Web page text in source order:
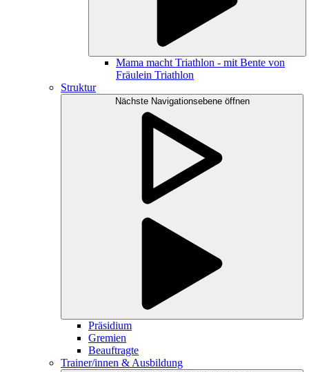
Mama macht Triathlon - mit Bente von
Fräulein Triathlon
Struktur
Nächste Navigationsebene öffnen
Präsidium
Gremien
Beauftragte
Trainer/innen & Ausbildung